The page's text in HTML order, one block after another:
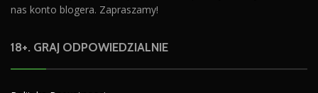
nas konto blogera. Zapraszamy!
18+. GRAJ ODPOWIEDZIALNIE